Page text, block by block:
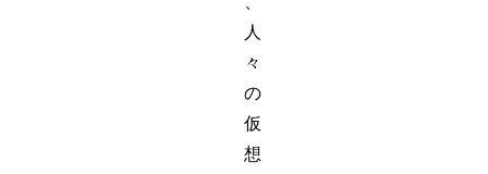
人
々
の
仮
想